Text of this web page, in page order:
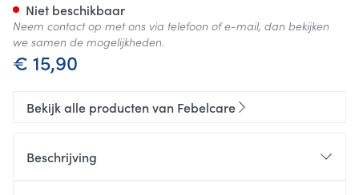
€ 15,90
Niet beschikbaar
Neem contact op met ons via telefoon of e-mail, dan bekijken
we samen de mogelijkheden.
Bekijk alle producten van Febelcare
Beschrijving